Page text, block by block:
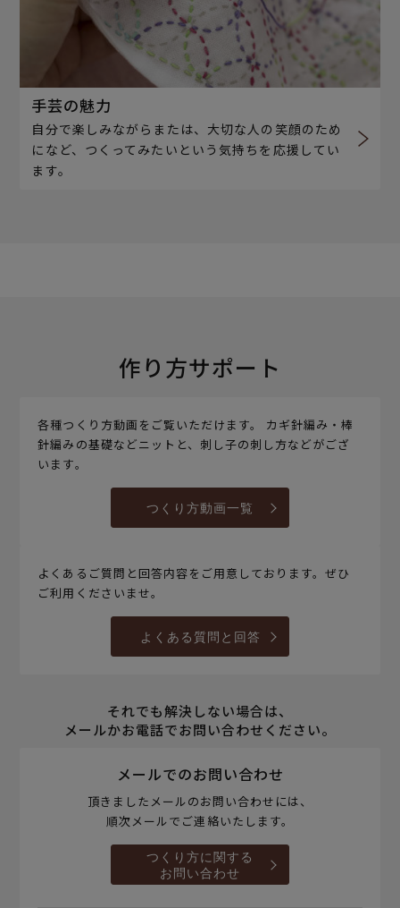
手芸の魅力
自分で楽しみながらまたは、大切な人の笑顔のため
になど、つくってみたいという気持ちを応援してい
ます。
作り方サポート
各種つくり方動画をご覧いただけます。 カギ針編み・棒
針編みの基礎などニットと、刺し子の刺し方などがござ
います。
つくり方動画一覧
よくあるご質問と回答内容をご用意しております。ぜひ
ご利用くださいませ。
よくある質問と回答
それでも解決しない場合は、
メールかお電話でお問い合わせください。
メールでのお問い合わせ
頂きましたメールのお問い合わせには、
順次メールでご連絡いたします。
つくり方に関する
お問い合わせ